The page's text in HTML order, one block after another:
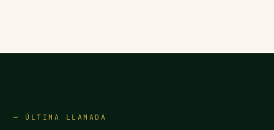
ÚLTIMA LLAMADA